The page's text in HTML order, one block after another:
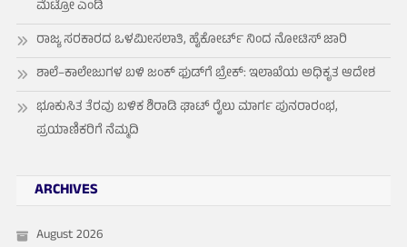
ಮೆಟ್ರೋ ಎಂಡಿ
ರಾಜ್ಯ ಸರಕಾರದ ಒಳಮೀಸಲಾತಿ, ಹೈಕೋರ್ಟ್ ನಿಂದ ನೋಟಿಸ್ ಜಾರಿ
ಶಾಲೆ–ಕಾಲೇಜುಗಳ ಬಳಿ ಜಂಕ್ ಫುಡ್‌ಗೆ ಬ್ರೇಕ್: ಇಲಾಖೆಯ ಅಧಿಕೃತ ಆದೇಶ
ಭೂಕುಸಿತ ತೆರವು ಬಳಿಕ ಶಿರಾಡಿ ಘಾಟ್ ರೈಲು ಮಾರ್ಗ ಪುನರಾರಂಭ,
ಪ್ರಯಾಣಿಕರಿಗೆ ನೆಮ್ಮದಿ
ARCHIVES
August 2026